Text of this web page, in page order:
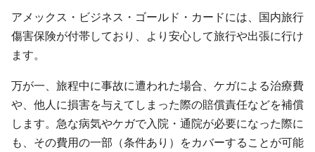
アメックス・ビジネス・ゴールド・カードには、国内旅行
傷害保険が付帯しており、より安心して旅行や出張に行け
ます。
万が一、旅程中に事故に遭われた場合、ケガによる治療費
や、他人に損害を与えてしまった際の賠償責任などを補償
します。急な病気やケガで入院・通院が必要になった際に
も、その費用の一部（条件あり）をカバーすることが可能